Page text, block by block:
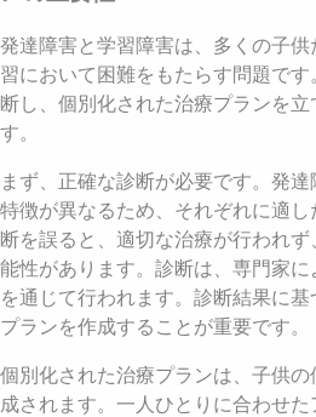
発達障害と学習障害は、多くの子
習において困難をもたらす問題で
断し、個別化された治療プランを
す。
まず、正確な診断が必要です。発
特徴が異なるため、それぞれに適
断を誤ると、適切な治療が行われ
能性があります。診断は、専門家
を通じて行われます。診断結果に
プランを作成することが重要です。
個別化された治療プランは、子供
成されます。一人ひとりに合わせた